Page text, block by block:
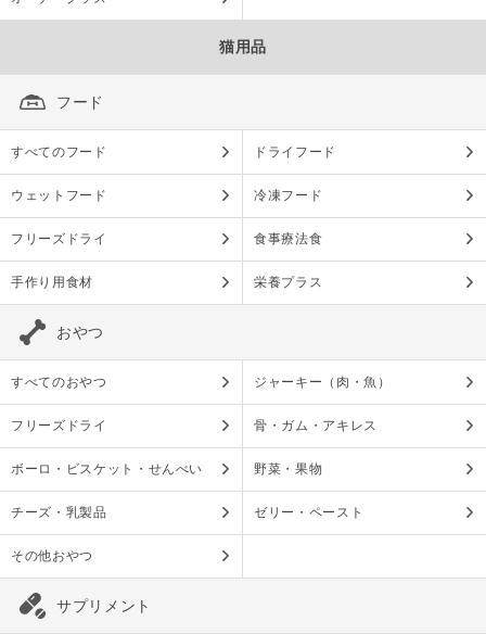
猫用品
フード
すべてのフード ドライフード
ウェットフード 冷凍フード
フリーズドライ 食事療法食
手作り用食材 栄養プラス
おやつ
すべてのおやつ ジャーキー（肉・魚）
フリーズドライ 骨・ガム・アキレス
ボーロ・ビスケット・せんべい 野菜・果物
チーズ・乳製品 ゼリー・ペースト
その他おやつ
サプリメント